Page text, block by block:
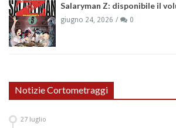
Salaryman Z: disponibile il
giugno 24, 2026 0
Notizie Cortometraggi
27 luglio